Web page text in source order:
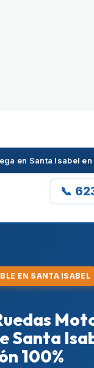
en Santa Isabel en
📞
EN SANTA ISABEL
Santa
100%